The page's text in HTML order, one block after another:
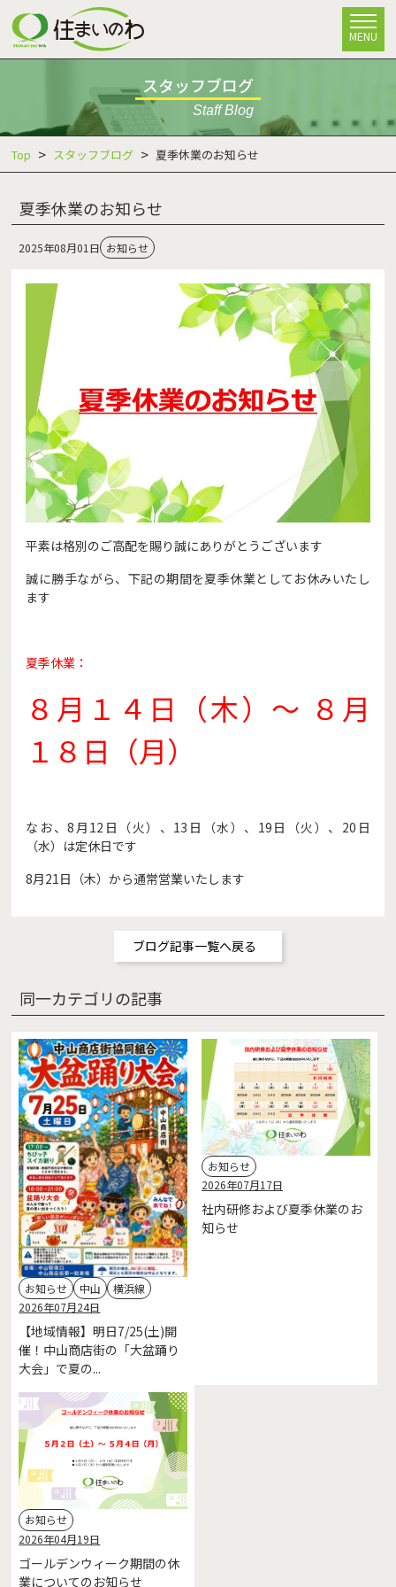
MENU
スタッフブログ
Staff Blog
Top スタッフブログ 夏季休業のお知らせ
夏季休業のお知らせ
2025年08月01日 お知らせ
平素は格別のご高配を賜り誠にありがとうございます
誠に勝手ながら、下記の期間を夏季休業としてお休みいたし
ます
夏季休業：
８月１４日（木）～ ８月
１８日（月）
なお、8月12日（火）、13日（水）、19日（火）、20日
（水）は定休日です
8月21日（木）から通常営業いたします
ブログ記事一覧へ戻る
同一カテゴリの記事
お知らせ 中山
横浜線
2026年07月24日
【地域情報】明日7/25(土)開
催！中山商店街の「大盆踊り
大会」で夏の...
お知らせ
2026年07月17日
社内研修および夏季休業のお
知らせ
お知らせ
2026年04月19日
ゴールデンウィーク期間の休
業についてのお知らせ